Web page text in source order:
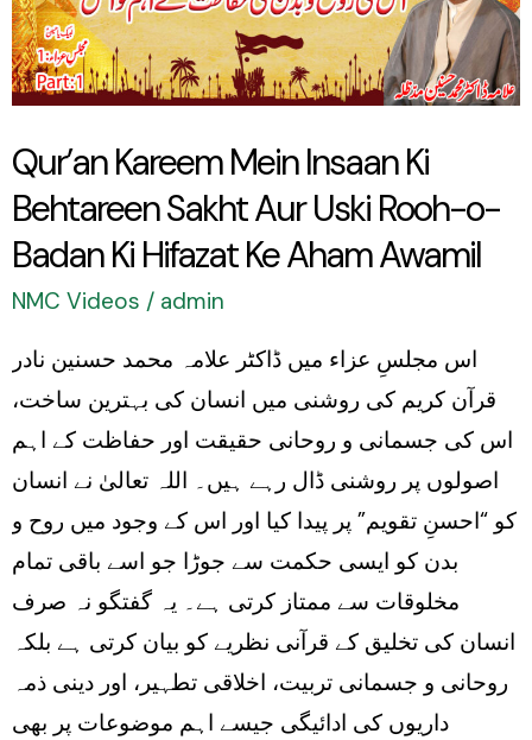
Qur’an Kareem Mein Insaan Ki
Behtareen Sakht Aur Uski Rooh-o-
Badan Ki Hifazat Ke Aham Awamil
NMC Videos / admin
اس مجلسِ عزاء میں ڈاکٹر علامہ محمد حسنین نادر
قرآن کریم کی روشنی میں انسان کی بہترین ساخت،
اس کی جسمانی و روحانی حقیقت اور حفاظت کے اہم
اصولوں پر روشنی ڈال رہے ہیں۔ اللہ تعالیٰ نے انسان
کو “احسنِ تقویم” پر پیدا کیا اور اس کے وجود میں روح و
بدن کو ایسی حکمت سے جوڑا جو اسے باقی تمام
مخلوقات سے ممتاز کرتی ہے۔ یہ گفتگو نہ صرف
انسان کی تخلیق کے قرآنی نظریے کو بیان کرتی ہے بلکہ
روحانی و جسمانی تربیت، اخلاقی تطہیر، اور دینی ذمہ
داریوں کی ادائیگی جیسے اہم موضوعات پر بھی
Behtareen
Sakht
Uski
Rooh-
o-
Hifazat
Ke
Aham
Awamil